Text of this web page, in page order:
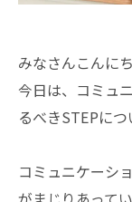
みなさんこんに
今日は、コミュ
るべきSTEPに
コミュニケーシ